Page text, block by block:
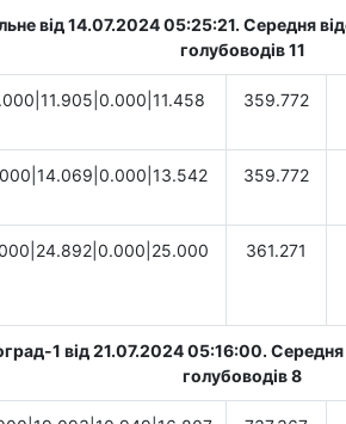
від 14.07.2024 05:25:21. Cередня
голубоводів 11
359.772
359.772
361.271
1 від 21.07.2024 05:16:00. Cередня
голубоводів 8